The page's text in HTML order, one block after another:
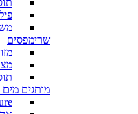
שרימפסים
מותגים